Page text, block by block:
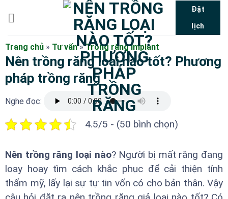
dung
Đặt
lịch
Trang chủ » Tư vấn»Trồng răng implant
Nên trồng răng loại nào tốt? Phương
pháp trồng răng
Nghe đọc:
4.5/5 - (50 bình chọn)
Nên trồng răng loại nào? Người bị mất răng đang
loay hoay tìm cách khắc phục để cải thiện tính
thẩm mỹ, lấy lại sự tự tin vốn có cho bản thân. Vậy